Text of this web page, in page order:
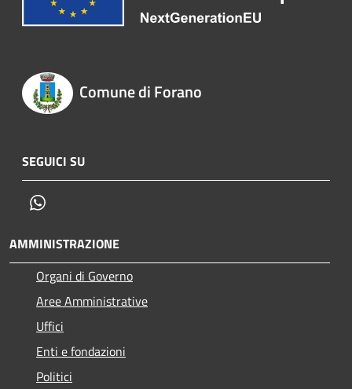
Comune di Forano
SEGUICI SU
AMMINISTRAZIONE
Organi di Governo
Aree Amministrative
Uffici
Enti e fondazioni
Politici